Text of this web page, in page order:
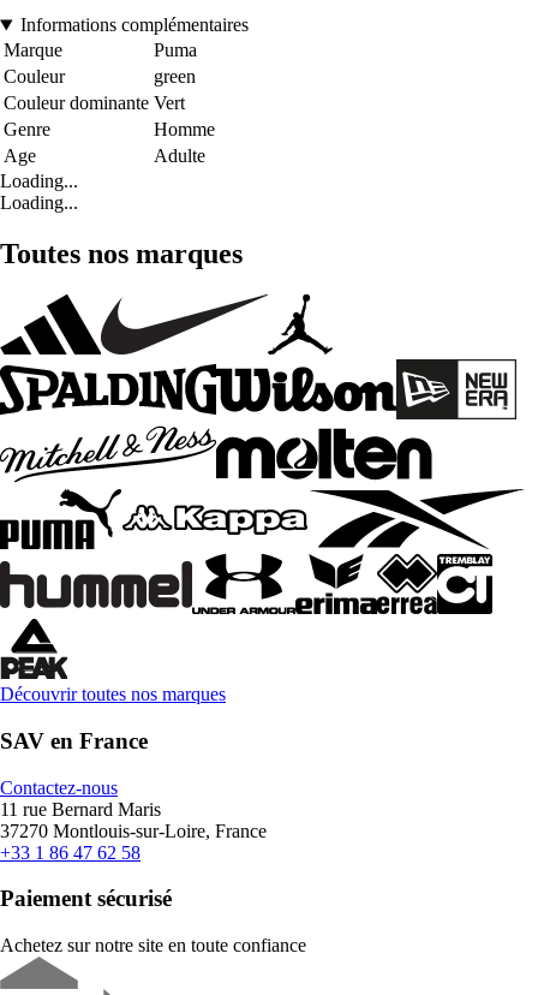
Informations complémentaires
Marque
Puma
Couleur
green
Couleur dominante Vert
Genre
Homme
Age
Adulte
Loading...
Loading...
Toutes nos marques
Découvrir toutes nos marques
SAV en France
Contactez-nous
11 rue Bernard Maris
37270 Montlouis-sur-Loire, France
+33 1 86 47 62 58
Paiement sécurisé
Achetez sur notre site en toute confiance